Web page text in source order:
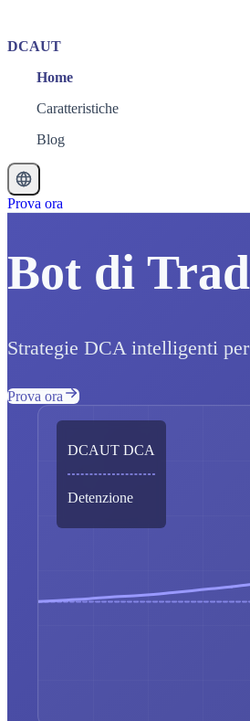
DCAUT
Home
Caratteristiche
Blog
Prova ora
Bot di
Strategie DCA intelligenti
Prova ora
DCAUT DCA
Detenzione